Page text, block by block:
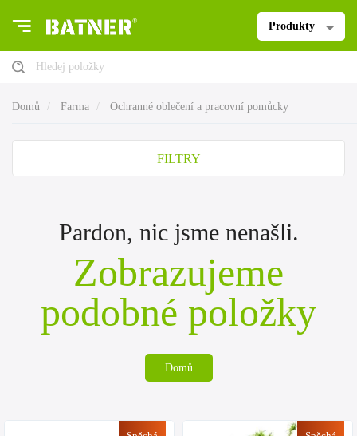
Produkty
Hledej položky
Domů Farma Ochranné oblečení a pracovní pomůcky
FILTRY
Pardon, nic jsme nenašli.
Zobrazujeme
podobné položky
Domů